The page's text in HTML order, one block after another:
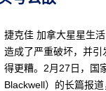
捷克佳 加拿大星星生
造成了严重破坏，并
得更糟。2月27日，国
Blackwell）的长篇报